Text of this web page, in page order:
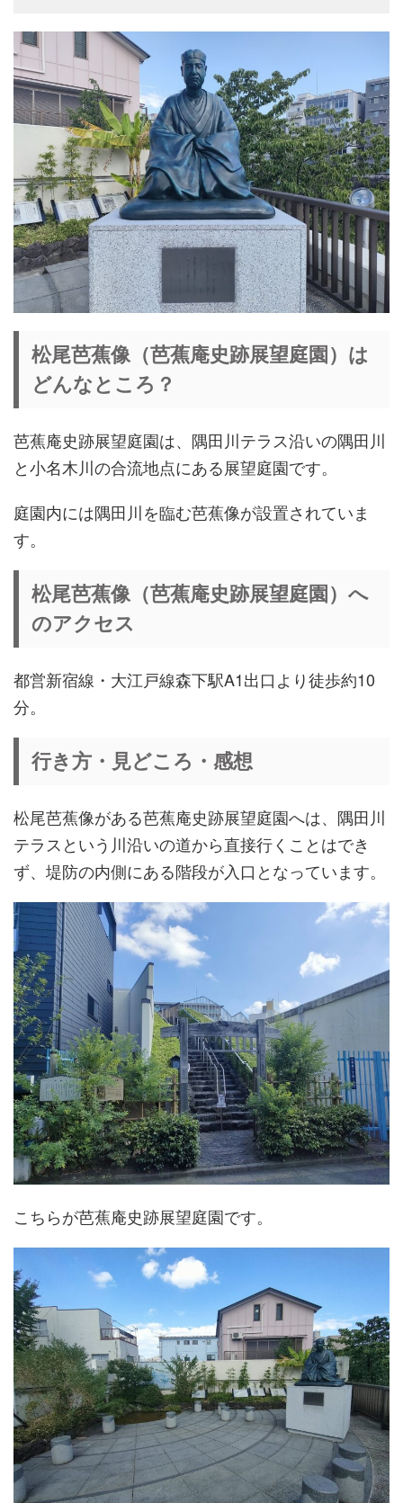
松尾芭蕉像（芭蕉庵史跡展望庭園）は
どんなところ？
芭蕉庵史跡展望庭園は、隅田川テラス沿いの隅田川
と小名木川の合流地点にある展望庭園です。
庭園内には隅田川を臨む芭蕉像が設置されていま
す。
松尾芭蕉像（芭蕉庵史跡展望庭園）へ
のアクセス
都営新宿線・大江戸線森下駅A1出口より徒歩約10
分。
行き方・見どころ・感想
松尾芭蕉像がある芭蕉庵史跡展望庭園へは、隅田川
テラスという川沿いの道から直接行くことはでき
ず、堤防の内側にある階段が入口となっています。
こちらが芭蕉庵史跡展望庭園です。